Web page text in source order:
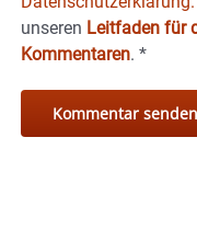
unseren Leitfaden für
Kommentaren. *